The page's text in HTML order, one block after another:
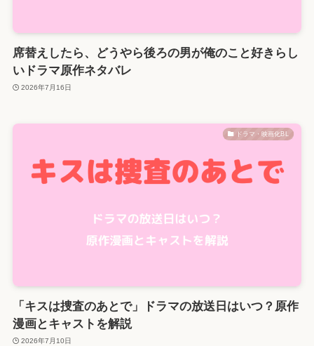
席替えしたら、どうやら後ろの男が俺のこと好きらし
いドラマ原作ネタバレ
2026年7月16日
ドラマ・映画化BL
「キスは捜査のあとで」ドラマの放送日はいつ？原作
漫画とキャストを解説
2026年7月10日